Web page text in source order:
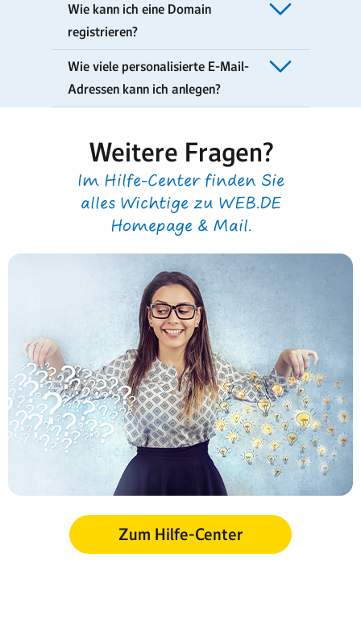
Wie kann ich eine Domain
registrieren?
Wie viele personalisierte E-Mail-
Adressen kann ich anlegen?
Weitere Fragen?
Im Hilfe-Center finden Sie
alles Wichtige zu WEB.DE
Homepage & Mail.
Zum Hilfe-Center